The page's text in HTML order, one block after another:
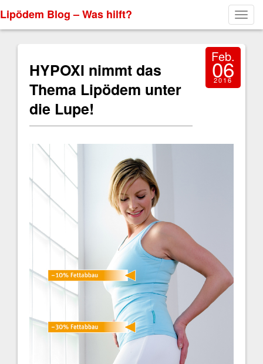
Lipödem Blog – Was hilft?
HYPOXI nimmt das
Thema Lipödem unter
die Lupe!
Feb.
06
2016